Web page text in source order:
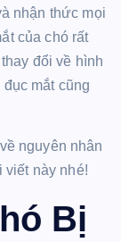
nhận thức mọi
của chó rất
đổi về hình
mắt cũng
nguyên nhân
viết này nhé!
Bị